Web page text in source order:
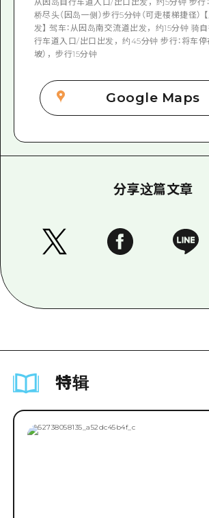
桥尽头（因岛一侧）步行5分钟（可走楼梯捷径）
发】 驾车：从因岛南交流道出发，约15分钟 骑
行车道入口/出口出发，约45分钟 步行：将车停
坡），步行15分钟
Google Maps
分享这篇文章
特辑